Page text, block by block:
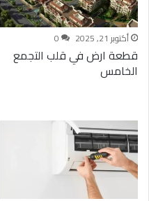
أكتوبر 21, 2025 0
قطعة ارض في قلب التجمع
الخامس